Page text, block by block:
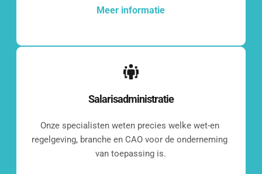
Even
kennismaken?
Meer informatie
Salarisadministratie
Onze specialisten weten precies welke wet-en
regelgeving, branche en CAO voor de onderneming
van toepassing is.